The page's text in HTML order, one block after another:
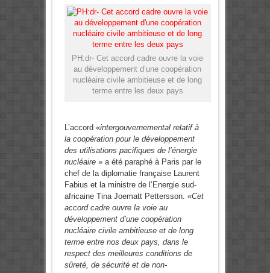
PH:dr- Cet accord cadre ouvre la voie
au développement d’une coopération
nucléaire civile ambitieuse et de long
terme entre les deux pays
L’accord «intergouvernemental relatif à
la coopération pour le développement
des utilisations pacifiques de l’énergie
nucléaire » a été paraphé à Paris par le
chef de la diplomatie française Laurent
Fabius et la ministre de l’Energie sud-
africaine Tina Joematt Pettersson. «Cet
accord cadre ouvre la voie au
développement d’une coopération
nucléaire civile ambitieuse et de long
terme entre nos deux pays, dans le
respect des meilleures conditions de
sûreté, de sécurité et de non-